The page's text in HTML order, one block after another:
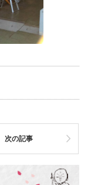
次の記事